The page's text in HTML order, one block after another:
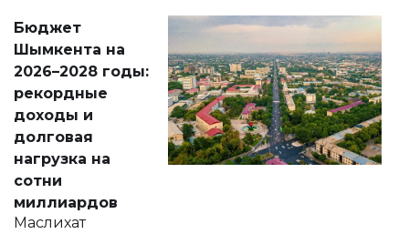
народу
Венесуэлы.
Бюджет
Шымкента на
2026–2028 годы:
рекордные
доходы и
долговая
нагрузка на
сотни
миллиардов
Маслихат